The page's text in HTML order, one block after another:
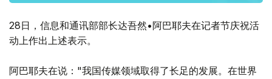
28日，信息和通讯部部长达吾然•阿巴耶夫在记者节庆祝活
动上作出上述表示。
阿巴耶夫在说："我国传媒领域取得了长足的发展。在世界